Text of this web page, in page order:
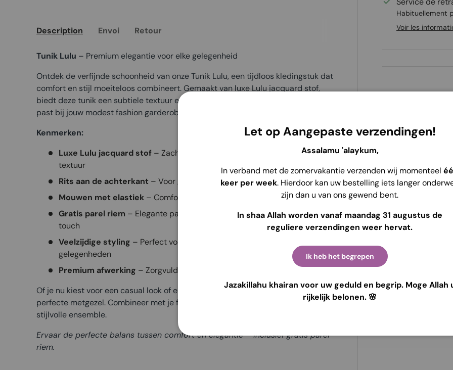
Habituellement
Voir les
Description Envoi Retour
Tunik Lulu – Premium elegantie voor elke gelegenheid
Ontdek de verfijnde schoonheid van onze Tunik Lulu, een tijdloos kledingstuk dat
comfort en stijl moeiteloos combineert. Gemaakt van luxe Lulu jacquard stof,
biedt deze tunik een subtiele textuur en een premium uitstraling die perfect
past bij jouw modest fashion garderobe.
Kenmerken:
Luxe Lulu jacquard stof – Zachte, hoogwaardige stof met een elegante
textuur
Rits aan de achterkant – Voor gemakkelijk aan- en uittrekken
Mouwen met elastiek – Comfortabele pasvorm die beweegt met je mee
Gratis parel riem – Elegante parel riem inbegrepen voor een verfijnde
touch
Veelzijdige styling – Perfect voor dagelijks gebruik of speciale
gelegenheden
Premium afwerking – Zorgvuldig vervaardigd met oog voor detail
Of je nu kiest voor een casual look of een elegante outfit, de Tunik Lulu is jouw
perfecte metgezel. Combineer met je favoriete hijab en rok voor een complete,
stijlvolle ensemble.
Ervaar de perfecte balans tussen comfort en elegantie – inclusief gratis parel
riem.
Let op Aangepaste verzendingen!
Assalamu 'alaykum,
In verband met de zomervakantie verzenden wij momenteel
keer per week. Hierdoor kan uw bestelling iets langer
zijn dan u van ons gewend bent.
In shaa Allah worden vanaf maandag 31 augustus de
reguliere verzendingen weer hervat.
Ik heb het begrepen
Jazakillahu khairan voor uw geduld en begrip. Moge Allah
rijkelijk belonen. 🌸